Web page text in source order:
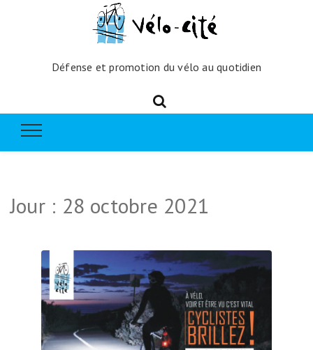
Défense et promotion du vélo au quotidien
Jour : 28 octobre 2021